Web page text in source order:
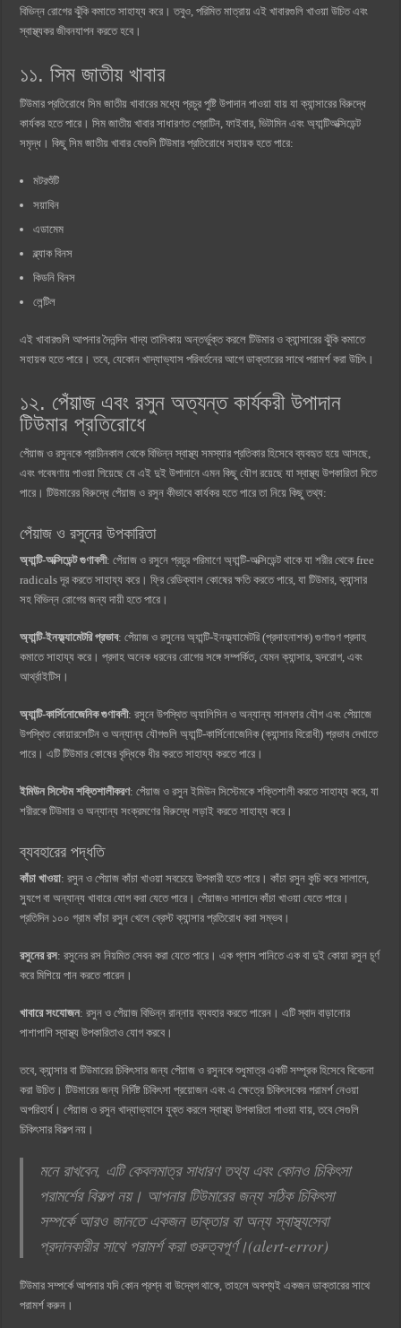
বিভিন্ন রোগের ঝুঁকি কমাতে সাহায্য করে। তবুও, পরিমিত মাত্রায় এই খাবারগুলি খাওয়া উচিত এবং
স্বাস্থ্যকর জীবনযাপন করতে হবে।
১১. সিম জাতীয় খাবার
টিউমার প্রতিরোধে সিম জাতীয় খাবারের মধ্যে প্রচুর পুষ্টি উপাদান পাওয়া যায় যা ক্যান্সারের বিরুদ্ধে
কার্যকর হতে পারে। সিম জাতীয় খাবার সাধারণত প্রোটিন, ফাইবার, ভিটামিন এবং অ্যান্টিঅক্সিডেন্ট
সমৃদ্ধ। কিছু সিম জাতীয় খাবার যেগুলি টিউমার প্রতিরোধে সহায়ক হতে পারে:
মটরশুঁটি
সয়াবিন
এডামেম
ব্ল্যাক বিনস
কিডনি বিনস
লেন্টিল
এই খাবারগুলি আপনার দৈনন্দিন খাদ্য তালিকায় অন্তর্ভুক্ত করলে টিউমার ও ক্যান্সারের ঝুঁকি কমাতে
সহায়ক হতে পারে। তবে, যেকোন খাদ্যাভ্যাস পরিবর্তনের আগে ডাক্তারের সাথে পরামর্শ করা উচিৎ।
১২. পেঁয়াজ এবং রসুন অত্যন্ত কার্যকরী উপাদান
টিউমার প্রতিরোধে
পেঁয়াজ ও রসুনকে প্রাচীনকাল থেকে বিভিন্ন স্বাস্থ্য সমস্যার প্রতিকার হিসেবে ব্যবহৃত হয়ে আসছে,
এবং গবেষণায় পাওয়া গিয়েছে যে এই দুই উপাদানে এমন কিছু যৌগ রয়েছে যা স্বাস্থ্য উপকারিতা দিতে
পারে। টিউমারের বিরুদ্ধে পেঁয়াজ ও রসুন কীভাবে কার্যকর হতে পারে তা নিয়ে কিছু তথ্য:
পেঁয়াজ ও রসুনের উপকারিতা
অ্যান্টি-অক্সিডেন্ট গুণাবলী: পেঁয়াজ ও রসুনে প্রচুর পরিমাণে অ্যান্টি-অক্সিডেন্ট থাকে যা শরীর থেকে free
radicals দূর করতে সাহায্য করে। ফ্রি রেডিক্যাল কোষের ক্ষতি করতে পারে, যা টিউমার, ক্যান্সার
সহ বিভিন্ন রোগের জন্য দায়ী হতে পারে।
অ্যান্টি-ইনফ্ল্যামেটরি প্রভাব: পেঁয়াজ ও রসুনের অ্যান্টি-ইনফ্ল্যামেটরি (প্রদাহনাশক) গুণাগুণ প্রদাহ
কমাতে সাহায্য করে। প্রদাহ অনেক ধরনের রোগের সঙ্গে সম্পর্কিত, যেমন ক্যান্সার, হৃদরোগ, এবং
আর্থ্রাইটিস।
অ্যান্টি-কার্সিনোজেনিক গুণাবলী: রসুনে উপস্থিত অ্যালিসিন ও অন্যান্য সালফার যৌগ এবং পেঁয়াজে
উপস্থিত কোয়ারসেটিন ও অন্যান্য যৌগগুলি অ্যান্টি-কার্সিনোজেনিক (ক্যান্সার বিরোধী) প্রভাব দেখাতে
পারে। এটি টিউমার কোষের বৃদ্ধিকে ধীর করতে সাহায্য করতে পারে।
ইমিউন সিস্টেম শক্তিশালীকরণ: পেঁয়াজ ও রসুন ইমিউন সিস্টেমকে শক্তিশালী করতে সাহায্য করে, যা
শরীরকে টিউমার ও অন্যান্য সংক্রমণের বিরুদ্ধে লড়াই করতে সাহায্য করে।
ব্যবহারের পদ্ধতি
কাঁচা খাওয়া: রসুন ও পেঁয়াজ কাঁচা খাওয়া সবচেয়ে উপকারী হতে পারে। কাঁচা রসুন কুচি করে সালাদে,
স্যুপে বা অন্যান্য খাবারে যোগ করা যেতে পারে। পেঁয়াজও সালাদে কাঁচা খাওয়া যেতে পারে।
প্রতিদিন ১০০ গ্রাম কাঁচা রসুন খেলে ব্রেস্ট ক্যান্সার প্রতিরোধ করা সম্ভব।
রসুনের রস: রসুনের রস নিয়মিত সেবন করা যেতে পারে। এক গ্লাস পানিতে এক বা দুই কোয়া রসুন চূর্ণ
করে মিশিয়ে পান করতে পারেন।
খাবারে সংযোজন: রসুন ও পেঁয়াজ বিভিন্ন রান্নায় ব্যবহার করতে পারেন। এটি স্বাদ বাড়ানোর
পাশাপাশি স্বাস্থ্য উপকারিতাও যোগ করবে।
তবে, ক্যান্সার বা টিউমারের চিকিৎসার জন্য পেঁয়াজ ও রসুনকে শুধুমাত্র একটি সম্পূরক হিসেবে বিবেচনা
করা উচিত। টিউমারের জন্য নির্দিষ্ট চিকিৎসা প্রয়োজন এবং এ ক্ষেত্রে চিকিৎসকের পরামর্শ নেওয়া
অপরিহার্য। পেঁয়াজ ও রসুন খাদ্যাভ্যাসে যুক্ত করলে স্বাস্থ্য উপকারিতা পাওয়া যায়, তবে সেগুলি
চিকিৎসার বিকল্প নয়।
মনে রাখবেন, এটি কেবলমাত্র সাধারণ তথ্য এবং কোনও চিকিৎসা
পরামর্শের বিকল্প নয়। আপনার টিউমারের জন্য সঠিক চিকিৎসা
সম্পর্কে আরও জানতে একজন ডাক্তার বা অন্য স্বাস্থ্যসেবা
প্রদানকারীর সাথে পরামর্শ করা গুরুত্বপূর্ণ।(alert-error)
টিউমার সম্পর্কে আপনার যদি কোন প্রশ্ন বা উদ্বেগ থাকে, তাহলে অবশ্যই একজন ডাক্তারের সাথে
পরামর্শ করুন।